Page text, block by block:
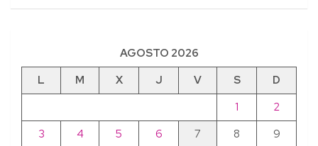
AGOSTO 2026
L
M X J V S
D
1
2
3
4 5 6 7 8
9